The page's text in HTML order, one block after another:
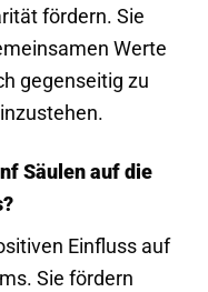
fördern. Sie
Werte
gegenseitig zu
Säulen auf die
Einfluss auf
Sie fördern